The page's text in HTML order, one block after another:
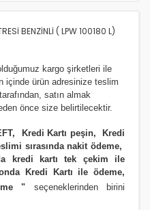
BENZİNLİ ( LPW 100180 L)
kargo şirketleri ile
içinde ürün adresinize teslim
satın almak
önce size belirtilecektir.
Kredi Kartı peşin,
Kredi
sırasında nakit ödeme,
kredi kartı tek çekim ile
Kredi Kartı ile ödeme,
"
seçeneklerinden birini